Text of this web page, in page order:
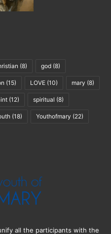
(8) god (8)
(15) LOVE (10) mary (8)
(12) spiritual (8)
(18) Youthofmary (22)
all the participants with the